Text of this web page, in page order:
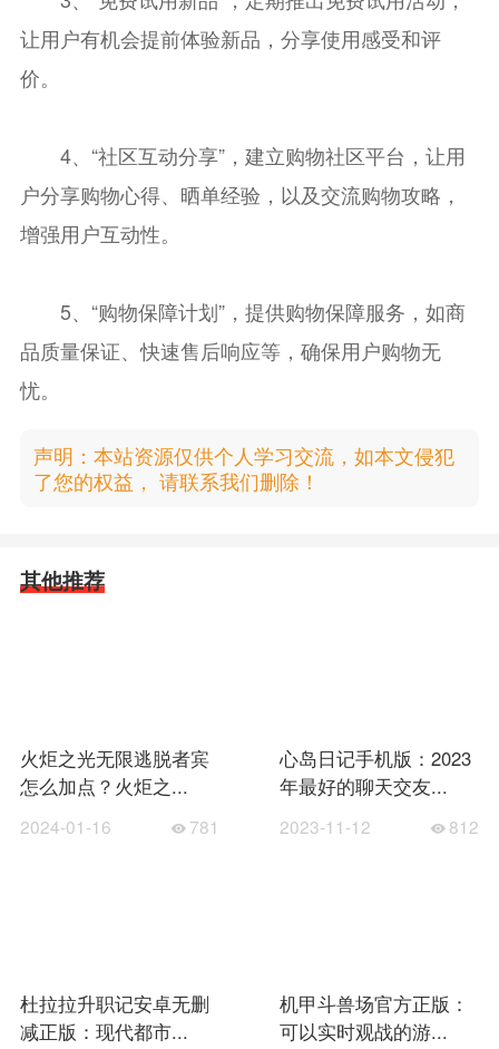
让用户有机会提前体验新品，分享使用感受和评
价。
4、“社区互动分享”，建立购物社区平台，让用
户分享购物心得、晒单经验，以及交流购物攻略，
增强用户互动性。
5、“购物保障计划”，提供购物保障服务，如商
品质量保证、快速售后响应等，确保用户购物无
忧。
声明：本站资源仅供个人学习交流，如本文侵犯
了您的权益， 请联系我们删除！
其他推荐
火炬之光无限逃脱者宾
怎么加点？火炬之...
2024-01-16 781
心岛日记手机版：2023
年最好的聊天交友...
2023-11-12 812
杜拉拉升职记安卓无删
减正版：现代都市...
机甲斗兽场官方正版：
可以实时观战的游...